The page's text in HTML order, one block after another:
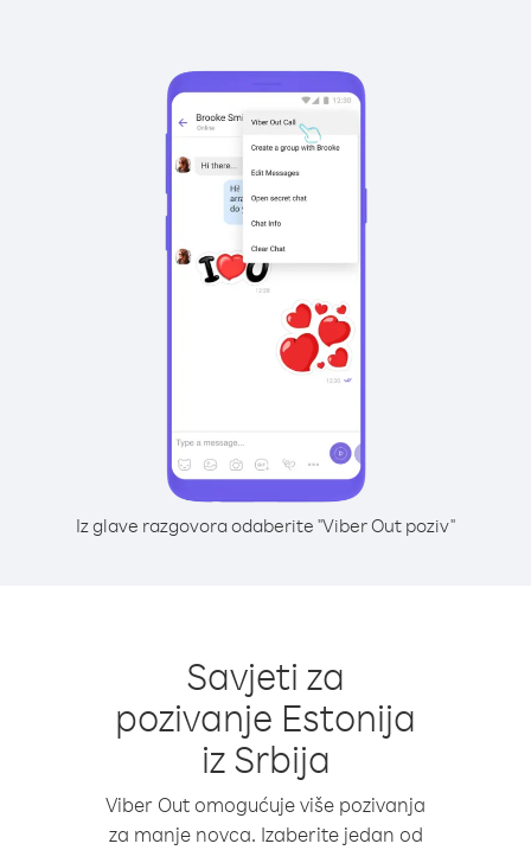
Iz glave razgovora odaberite "Viber Out poziv"
Savjeti za
pozivanje Estonija
iz Srbija
Viber Out omogućuje više pozivanja
za manje novca. Izaberite jedan od